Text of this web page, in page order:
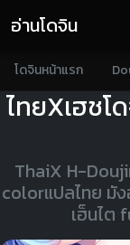
อ่านโดจิน
โดจินหน้าแรก
ไทยXเฮช
ThaiX H-
colorแปลไทย มั
เฮ็นไต